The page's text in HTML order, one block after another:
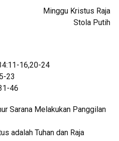
Minggu Kristus Raja
Stola Putih
16,20-24
23
46
Sarana Melakukan Panggilan
adalah Tuhan dan Raja